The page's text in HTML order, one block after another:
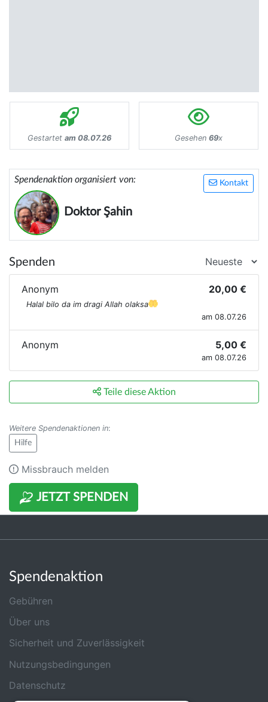
Gestartet am 08.07.26 Gesehen 69x
Kontakt
Spendenaktion organisiert von:
Doktor Şahin
JETZT SPENDEN
Spenden
Anonym 20,00 €
Halal bilo da im dragi Allah olaksa
am 08.07.26
Anonym 5,00 €
am 08.07.26
Teile diese Aktion
Weitere Spendenaktionen in:
Hilfe
Missbrauch melden
Spendenaktion
Gebühren
Über uns
Sicherheit und Zuverlässigkeit
Nutzungsbedingungen
Datenschutz